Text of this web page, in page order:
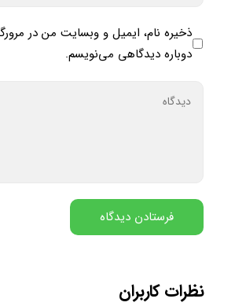
ذخیره نام، ایمیل و وبسایت من در
دوباره دیدگاهی می‌نویسم.
نظرات کاربران